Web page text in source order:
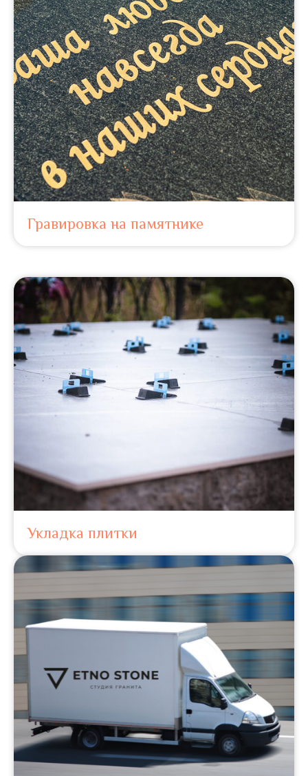
Гравировка на памятнике
Укладка плитки